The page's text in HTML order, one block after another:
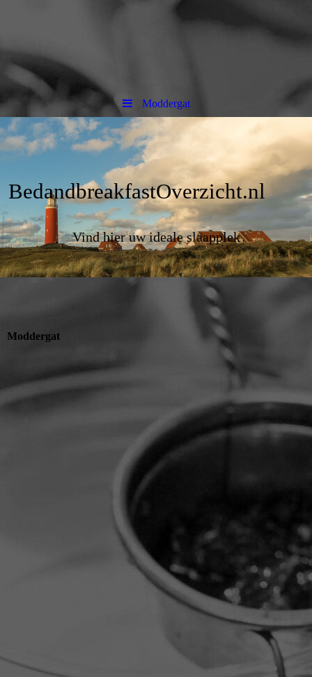
Moddergat
BedandbreakfastOverzicht.nl
Vind hier uw ideale slaapplek
Moddergat